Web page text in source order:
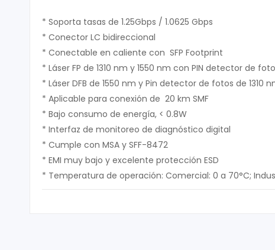
* Soporta tasas de 1.25Gbps / 1.0625 Gbps
* Conector LC bidireccional
* Conectable en caliente con SFP Footprint
* Láser FP de 1310 nm y 1550 nm con PIN detector de
* Láser DFB de 1550 nm y Pin detector de fotos de 1310
* Aplicable para conexión de 20 km SMF
* Bajo consumo de energía, < 0.8W
* Interfaz de monitoreo de diagnóstico digital
* Cumple con MSA y SFF-8472
* EMI muy bajo y excelente protección ESD
* Temperatura de operación: Comercial: 0 a 70°C;